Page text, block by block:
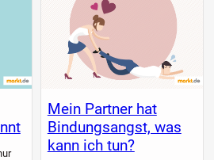
Mein Partner hat
Bindungsangst, was
kann ich tun?